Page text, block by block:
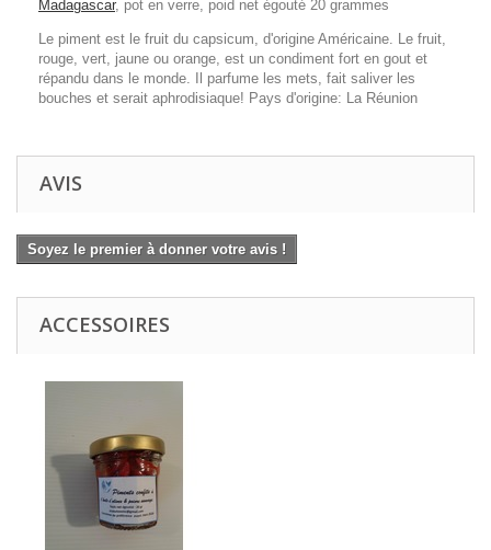
Madagascar, pot en verre, poid net égouté 20 grammes
Le piment est le fruit du capsicum, d'origine Américaine. Le fruit,
rouge, vert, jaune ou orange, est un condiment fort en gout et
répandu dans le monde. Il parfume les mets, fait saliver les
bouches et serait aphrodisiaque! Pays d'origine: La Réunion
AVIS
Soyez le premier à donner votre avis !
ACCESSOIRES